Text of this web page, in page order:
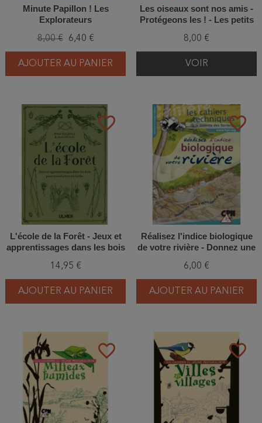
Minute Papillon ! Les
Explorateurs
8,00 € 6,40 €
AJOUTER AU PANIER
Les oiseaux sont nos amis -
Protégeons les ! - Les petits
8,00 €
VOIR
favorite_border
L'école de la Forêt - Jeux et
apprentissages dans les bois
14,95 €
AJOUTER AU PANIER
favorite_border
Réalisez l'indice biologique
de votre rivière - Donnez une
6,00 €
AJOUTER AU PANIER
favorite_border favorite_border